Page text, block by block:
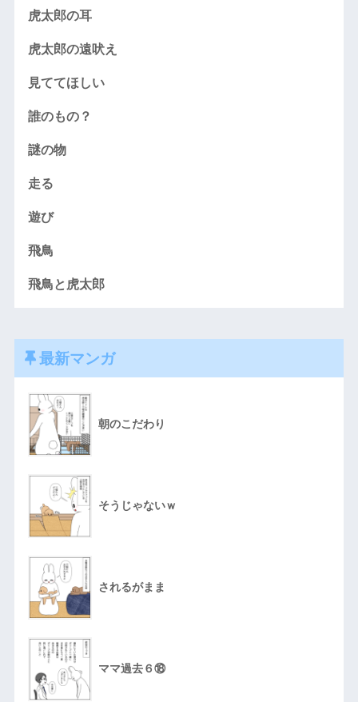
虎太郎の耳
虎太郎の遠吠え
見ててほしい
誰のもの？
謎の物
走る
遊び
飛鳥
飛鳥と虎太郎
最新マンガ
朝のこだわり
そうじゃないｗ
されるがまま
ママ過去６⑱